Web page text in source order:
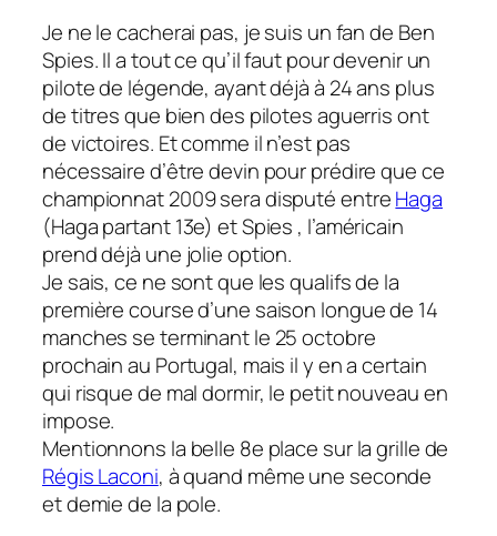
Je ne le cacherai pas, je suis un fan de Ben
Spies. Il a tout ce qu’il faut pour devenir un
pilote de légende, ayant déjà à 24 ans plus
de titres que bien des pilotes aguerris ont
de victoires. Et comme il n’est pas
nécessaire d’être devin pour prédire que ce
championnat 2009 sera disputé entreHaga
(Haga partant 13e) et Spies , l’américain
prend déjà une jolie option.
Je sais, ce ne sont que les qualifs de la
première course d’une saison longue de 14
manches se terminant le 25 octobre
prochain au Portugal, mais il y en a certain
qui risque de mal dormir, le petit nouveau en
impose.
Mentionnons la belle 8e place sur la grille de
Régis Laconi, à quand même une seconde
et demie de la pole.